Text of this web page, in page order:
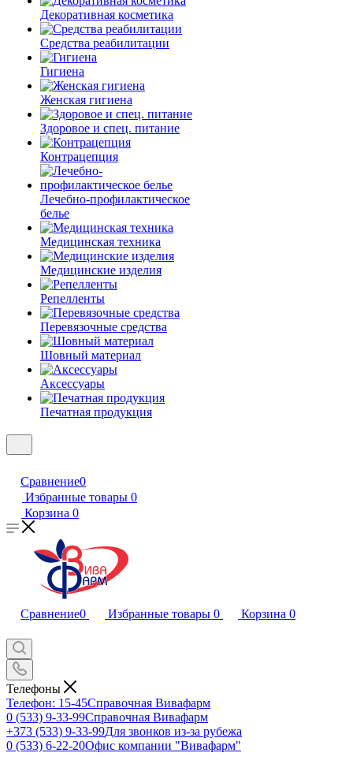
Декоративная косметика
Средства реабилитации
Гигиена
Женская гигиена
Здоровое и спец. питание
Контрацепция
Лечебно-профилактическое
белье
Медицинская техника
Медицинские изделия
Репелленты
Перевязочные средства
Шовный материал
Аксессуары
Печатная продукция
Сравнение0
Избранные товары 0
Корзина 0
Сравнение0 Избранные товары 0 Корзина 0
Телефоны
Телефон: 15-45Справочная Вивафарм
0 (533) 9-33-99Справочная Вивафарм
+373 (533) 9-33-99Для звонков из-за рубежа
0 (533) 6-22-20Офис компании "Вивафарм"